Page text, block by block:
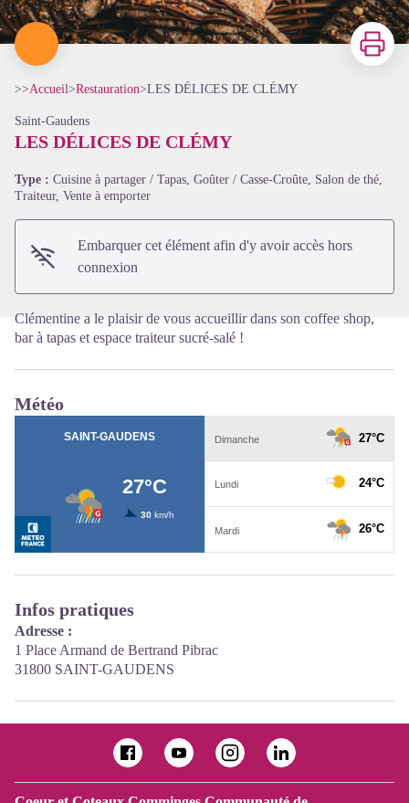
Voir l'image en plein écran
Imprimer
>>Accueil>Restauration>LES DÉLICES DE CLÉMY
Saint-Gaudens
LES DÉLICES DE CLÉMY
Type : Cuisine à partager / Tapas, Goûter / Casse-Croûte, Salon de thé,
Traiteur, Vente à emporter
Embarquer cet élément afin d'y avoir accès hors
connexion
Clémentine a le plaisir de vous accueillir dans son coffee shop,
bar à tapas et espace traiteur sucré-salé !
Météo
Infos pratiques
Adresse :
1 Place Armand de Bertrand Pibrac
31800 SAINT-GAUDENS